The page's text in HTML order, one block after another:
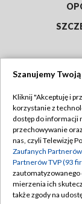
Abonament
Emisja w TVP
Centrum
Naziemna
Szanujemy
Kliknij "Akceptuję i
korzystanie z
dostęp do informacji
przechowywanie
nas, czyli Telewizję
Zaufanych
Partnerów TVP (93
zautomatyzowanego
mierzenia ich
także zgody na